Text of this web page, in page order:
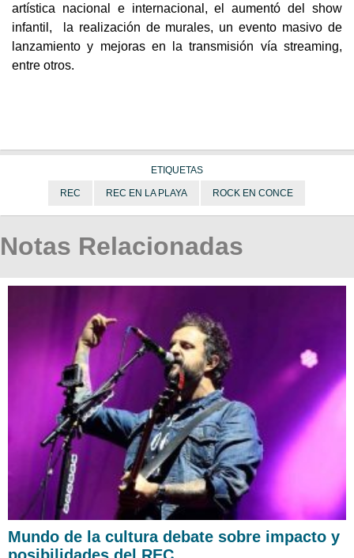
artística nacional e internacional, el aumentó del show
infantil, la realización de murales, un evento masivo de
lanzamiento y mejoras en la transmisión vía streaming,
entre otros.
ETIQUETAS
REC REC EN LA PLAYA ROCK EN CONCE
Notas Relacionadas
Mundo de la cultura debate sobre impacto y